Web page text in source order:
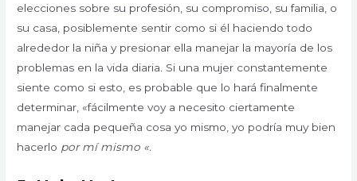
elecciones sobre su profesión, su compromiso, su familia, o
su casa, posiblemente sentir como si él haciendo todo
alrededor la niña y presionar ella manejar la mayoría de los
problemas en la vida diaria. Si una mujer constantemente
siente como si esto, es probable que lo hará finalmente
determinar, «fácilmente voy a necesito ciertamente
manejar cada pequeña cosa yo mismo, yo podría muy bien
hacerlo por mí mismo «.